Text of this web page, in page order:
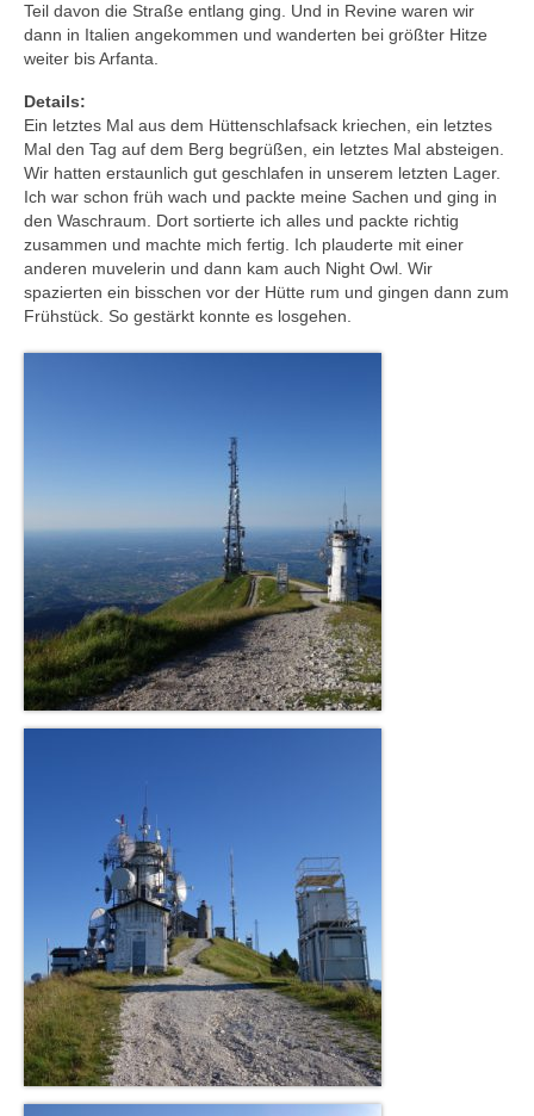
Teil davon die Straße entlang ging. Und in Revine waren wir
dann in Italien angekommen und wanderten bei größter Hitze
weiter bis Arfanta.
Details:
Ein letztes Mal aus dem Hüttenschlafsack kriechen, ein letztes
Mal den Tag auf dem Berg begrüßen, ein letztes Mal absteigen.
Wir hatten erstaunlich gut geschlafen in unserem letzten Lager.
Ich war schon früh wach und packte meine Sachen und ging in
den Waschraum. Dort sortierte ich alles und packte richtig
zusammen und machte mich fertig. Ich plauderte mit einer
anderen muvelerin und dann kam auch Night Owl. Wir
spazierten ein bisschen vor der Hütte rum und gingen dann zum
Frühstück. So gestärkt konnte es losgehen.